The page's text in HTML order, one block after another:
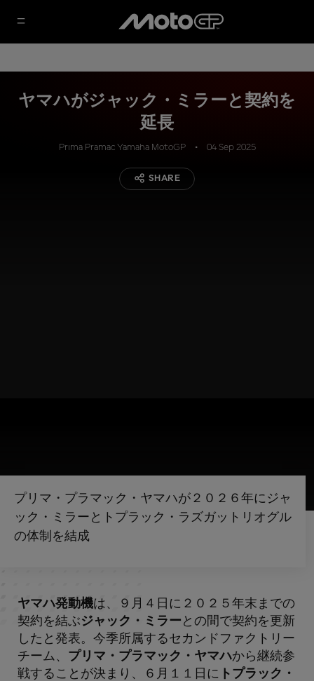
ヤマハがジャック・ミラーと契約を
延長
Prima Pramac Yamaha MotoGP 04 Sep 2025
SHARE
プリマ・プラマック・ヤマハが２０２６年にジャ
ック・ミラーとトプラック・ラズガットリオグル
の体制を結成
ヤマハ発動機は、９月４日に２０２５年末までの
契約を結ぶジャック・ミラー との間で契約を更新
したと発表。今季所属するセカンドファクトリー
チーム、 プリマ・プラマック・ヤマハから継続参
戦することが決まり、６月１１日に
トプラック・